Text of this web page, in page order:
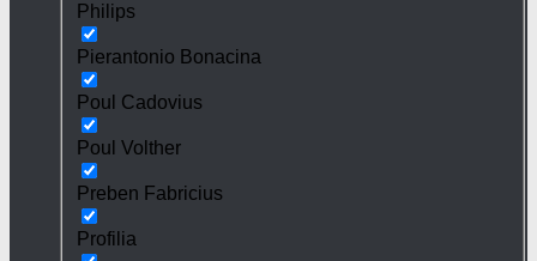
Philips
Pierantonio Bonacina
Poul Cadovius
Poul Volther
Preben Fabricius
Profilia